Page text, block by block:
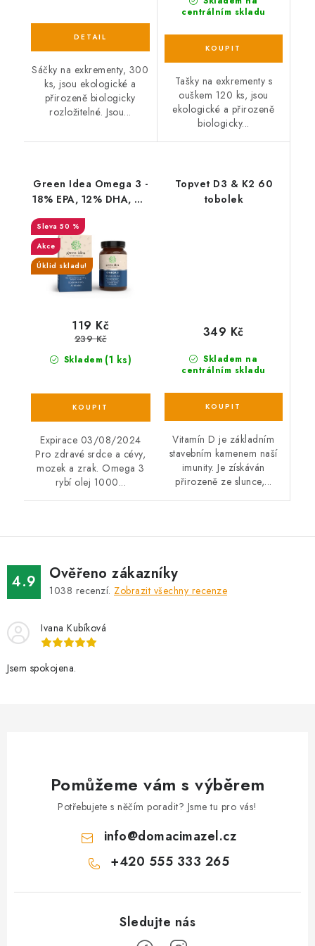
Sáčky na exkrementy, 300
ks, jsou ekologické a
přirozeně biologicky
rozložitelné. Jsou...
centrálním skladu
Tašky na exkrementy s
ouškem 120 ks, jsou
ekologické a přirozeně
biologicky...
Green Idea Omega 3 -
18% EPA, 12% DHA, 60
50 %
Akce
Úklid skladu!
Skladem (1 ks)
119 Kč
239 Kč
Expirace 03/08/2024
Pro zdravé srdce a cévy,
mozek a zrak. Omega 3
rybí olej 1000...
Topvet D3 & K2 60
tobolek
Skladem na
centrálním skladu
349 Kč
Vitamín D je základním
stavebním kamenem naší
imunity. Je získáván
přirozeně ze slunce,...
4.9 Ověřeno zákazníky
1038 recenzí. Zobrazit všechny recenze
Ivana Kubíková
Jsem spokojena.
Pomůžeme vám s výběrem
Potřebujete s něčím poradit? Jsme tu pro vás!
info@domacimazel.cz
+420 555 333 265